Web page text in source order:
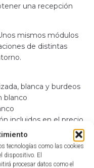
tecnologías como las cookies
dispositivo. El
procesar datos como el
una recepción
mismos módulos
de distintas
blanca y burdeos
blanco
incluidos en el precio